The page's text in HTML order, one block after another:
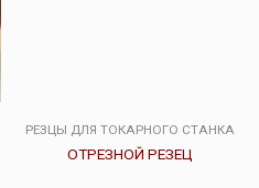
РЕЗЦЫ ДЛЯ ТОКАРНОГО СТАНКА
ОТРЕЗНОЙ РЕЗЕЦ